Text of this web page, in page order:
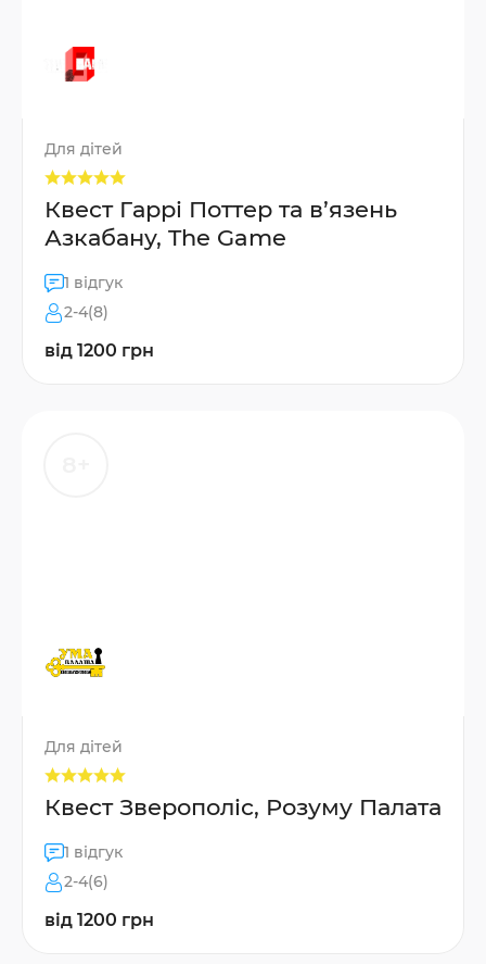
Для дітей
Квест Гаррі Поттер та в’язень
Азкабану, The Game
1 відгук
2-4(8)
від 1200 грн
Для дітей
Квест Зверополіс, Розуму Палата
1 відгук
2-4(6)
від 1200 грн